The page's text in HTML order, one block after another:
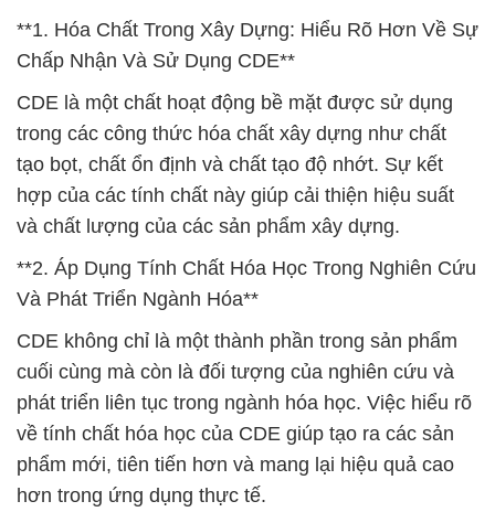
**1. Hóa Chất Trong Xây Dựng: Hiểu Rõ Hơn Về Sự
Chấp Nhận Và Sử Dụng CDE**
CDE là một chất hoạt động bề mặt được sử dụng
trong các công thức hóa chất xây dựng như chất
tạo bọt, chất ổn định và chất tạo độ nhớt. Sự kết
hợp của các tính chất này giúp cải thiện hiệu suất
và chất lượng của các sản phẩm xây dựng.
**2. Áp Dụng Tính Chất Hóa Học Trong Nghiên Cứu
Và Phát Triển Ngành Hóa**
CDE không chỉ là một thành phần trong sản phẩm
cuối cùng mà còn là đối tượng của nghiên cứu và
phát triển liên tục trong ngành hóa học. Việc hiểu rõ
về tính chất hóa học của CDE giúp tạo ra các sản
phẩm mới, tiên tiến hơn và mang lại hiệu quả cao
hơn trong ứng dụng thực tế.